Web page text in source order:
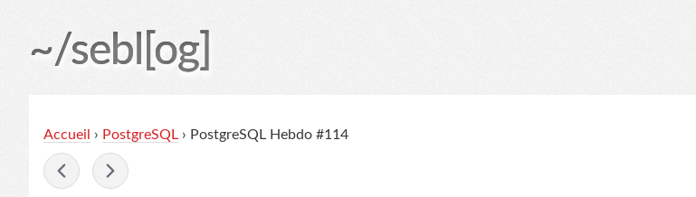
~/sebl[og]
Accueil
› PostgreSQL› PostgreSQL Hebdo #114